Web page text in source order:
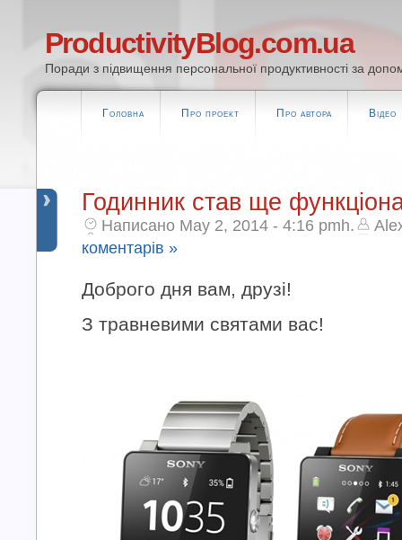
ProductivityBlog.com.ua
Поради з підвищення персональної продуктивності за
Головна Про проект Про автора Відео
Годинник став ще
Написано May 2, 2014 - 4:16 pmh.
коментарів »
Доброго дня вам, друзі!
З травневими святами вас!